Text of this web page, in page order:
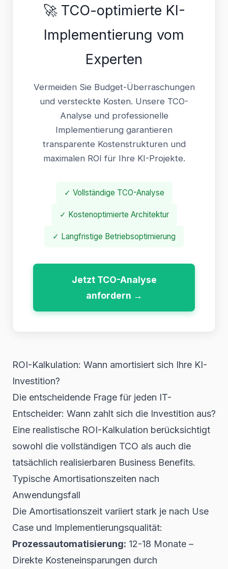
🚀 TCO-optimierte KI-
Implementierung vom
Experten
Vermeiden Sie Budget-Überraschungen
und versteckte Kosten. Unsere TCO-
Analyse und professionelle
Implementierung garantieren
transparente Kostenstrukturen und
maximalen ROI für Ihre KI-Projekte.
✓ Vollständige TCO-Analyse
✓ Kostenoptimierte Architektur
✓ Langfristige Betriebsoptimierung
Jetzt TCO-Analyse
anfordern →
ROI-Kalkulation: Wann amortisiert sich Ihre KI-
Investition?
Die entscheidende Frage für jeden IT-
Entscheider: Wann zahlt sich die Investition aus?
Eine realistische ROI-Kalkulation berücksichtigt
sowohl die vollständigen TCO als auch die
tatsächlich realisierbaren Business Benefits.
Typische Amortisationszeiten nach
Anwendungsfall
Die Amortisationszeit variiert stark je nach Use
Case und Implementierungsqualität:
Prozessautomatisierung: 12-18 Monate –
Direkte Kosteneinsparungen durch